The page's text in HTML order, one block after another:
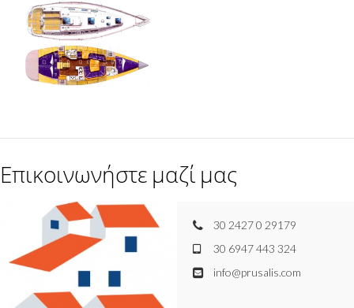
Επικοινωνήστε μαζί μας
30 2427 0 29179
30 6947 443 324
info@prusalis.com